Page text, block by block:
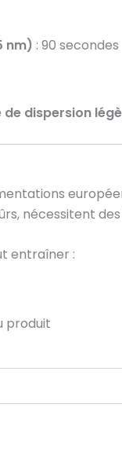
nm) : 90 secondes
de dispersion
nécessitent
entraîner :
produit